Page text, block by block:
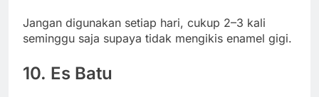
Jangan digunakan setiap hari, cukup 2–3 kali
seminggu saja supaya tidak mengikis enamel gigi.
10. Es Batu